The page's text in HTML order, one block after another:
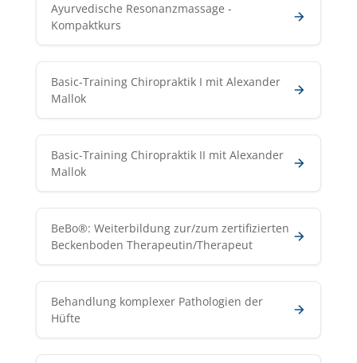
Ayurvedische Resonanzmassage -
Kompaktkurs
Basic-Training Chiropraktik I mit Alexander
Mallok
Basic-Training Chiropraktik II mit Alexander
Mallok
BeBo®: Weiterbildung zur/zum zertifizierten
Beckenboden Therapeutin/Therapeut
Behandlung komplexer Pathologien der
Hüfte